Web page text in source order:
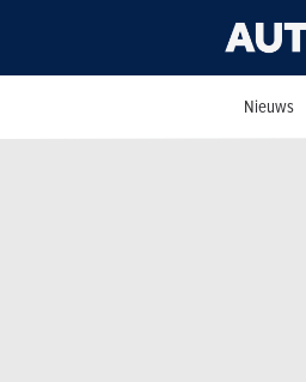
Nieuws